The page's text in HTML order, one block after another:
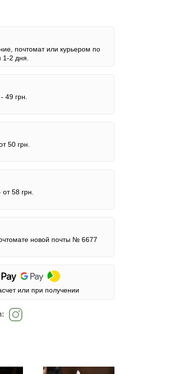
почтомат или курьером по
1-2 дня.
49 грн.
50 грн.
от 58 грн.
новой почты № 6677
или при получении